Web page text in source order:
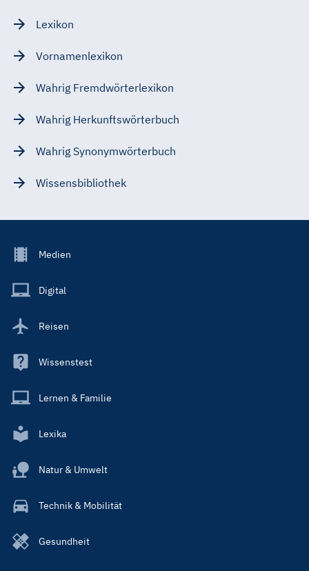
Lexikon
Vornamenlexikon
Wahrig Fremdwörterlexikon
Wahrig Herkunftswörterbuch
Wahrig Synonymwörterbuch
Wissensbibliothek
Footer
Main
Medien
Digital
Reisen
Wissenstest
Lernen & Familie
Lexika
Natur & Umwelt
Technik & Mobilität
Gesundheit